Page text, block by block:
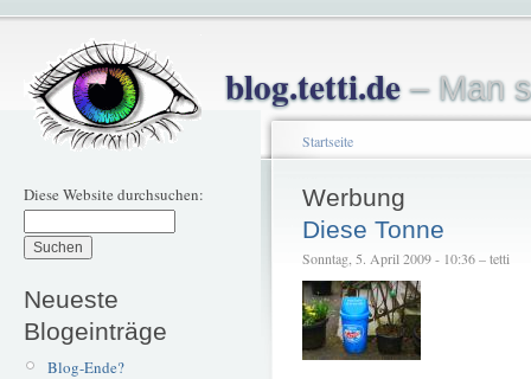
blog.tetti.de– Man
Diese Website durchsuchen:
Neueste
Blogeinträge
Blog-Ende?
Startseite
Werbung
Diese Tonne
Sonntag, 5. April 2009 - 10:36 – tetti